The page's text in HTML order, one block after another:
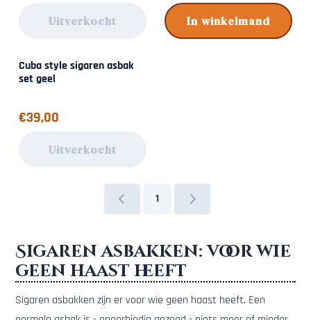
Uitverkocht In winkelmand
Cuba style sigaren asbak
set geel
Prijs: 39,00
€39,00
Uitverkocht
1
Sigaren asbakken: voor wie
geen haast heeft
Sigaren asbakken zijn er voor wie geen haast heeft. Een